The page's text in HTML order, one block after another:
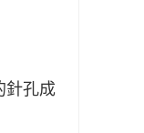
針孔成